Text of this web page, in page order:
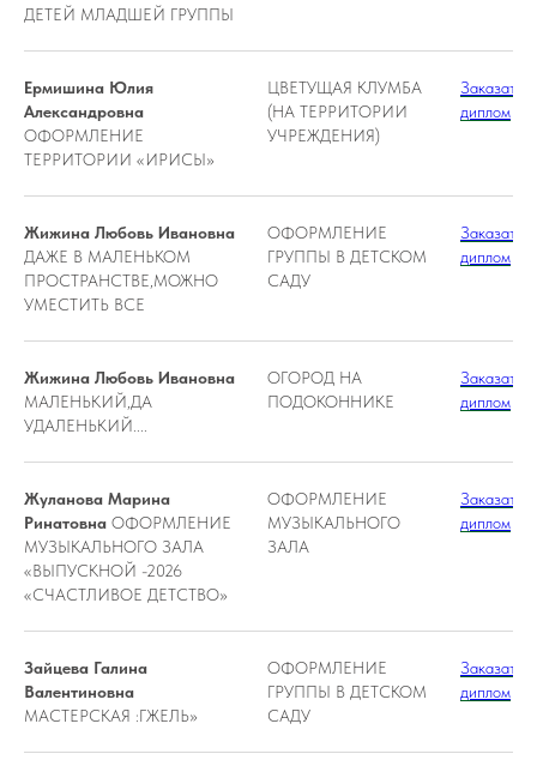
ДЕТЕЙ МЛАДШЕЙ ГРУППЫ
Ермишина Юлия
Александровна
ОФОРМЛЕНИЕ
ТЕРРИТОРИИ «ИРИСЫ»
ЦВЕТУЩАЯ КЛУМБА
(НА ТЕРРИТОРИИ
УЧРЕЖДЕНИЯ)
Заказать
диплом
Жижина Любовь Ивановна
ДАЖЕ В МАЛЕНЬКОМ
ПРОСТРАНСТВЕ,МОЖНО
УМЕСТИТЬ ВСЕ
ОФОРМЛЕНИЕ
ГРУППЫ В ДЕТСКОМ
САДУ
Заказать
диплом
Жижина Любовь Ивановна
МАЛЕНЬКИЙ,ДА
УДАЛЕНЬКИЙ....
ОГОРОД НА
ПОДОКОННИКЕ
Заказать
диплом
Жуланова Марина
Ринатовна ОФОРМЛЕНИЕ
МУЗЫКАЛЬНОГО ЗАЛА
«ВЫПУСКНОЙ -2026
«СЧАСТЛИВОЕ ДЕТСТВО»
ОФОРМЛЕНИЕ
МУЗЫКАЛЬНОГО
ЗАЛА
Заказать
диплом
Зайцева Галина
Валентиновна
МАСТЕРСКАЯ :ГЖЕЛЬ»
ОФОРМЛЕНИЕ
ГРУППЫ В ДЕТСКОМ
САДУ
Заказать
диплом